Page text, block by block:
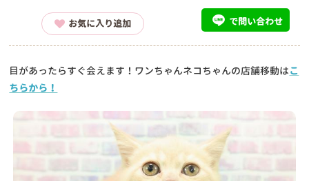
お気に入り追加 で問い合わせ
目があったらすぐ会えます！ワンちゃんネコちゃんの店舗移動はこ
ちらから！